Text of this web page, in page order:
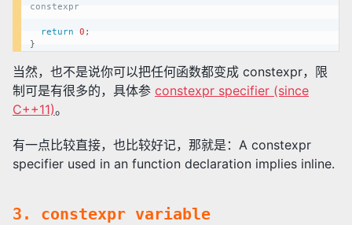
constexpr
return 0 ;
}
当然，也不是说你可以把任何函数都变成 constexpr，限
制可是有很多的，具体参 constexpr specifier (since
C++11)。
有一点比较直接，也比较好记，那就是：A constexpr
specifier used in an function declaration implies inline.
3. constexpr variable